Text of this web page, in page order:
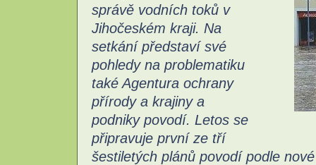
správě vodních toků v
Jihočeském kraji. Na
setkání představí své
pohledy na problematiku
také Agentura ochrany
přírody a krajiny a
podniky povodí. Letos se
připravuje první ze tří
šestiletých plánů povodí podle